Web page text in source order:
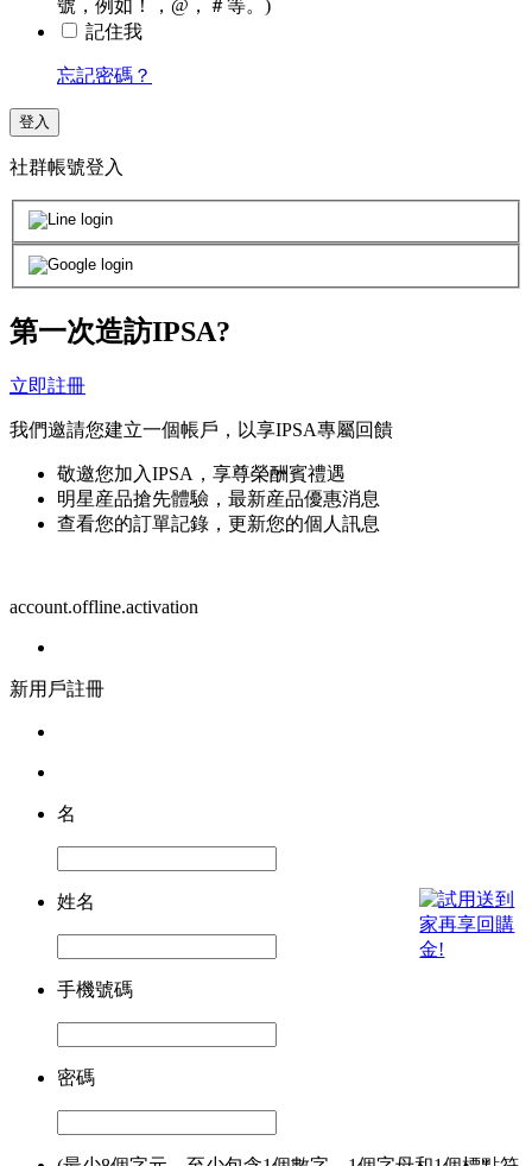
號，例如！，@，＃等。)
記住我
忘記密碼？
登入
社群帳號登入
第一次造訪IPSA?
立即註冊
我們邀請您建立一個帳戶，以享IPSA專屬回饋
敬邀您加入IPSA，享尊榮酬賓禮遇
明星産品搶先體驗，最新産品優惠消息
查看您的訂單記錄，更新您的個人訊息
account.offline.activation
新用戶註冊
名
姓名
手機號碼
密碼